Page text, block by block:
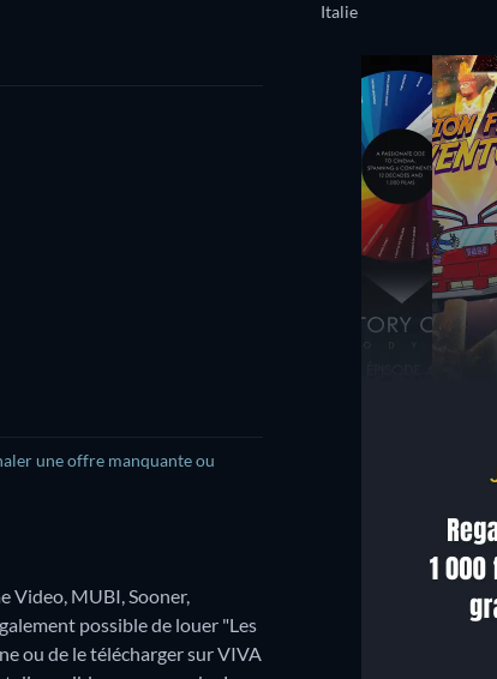
une offre manquante ou
Video, MUBI, Sooner,
possible de louer "Les
ou de le télécharger sur VIVA
Italie